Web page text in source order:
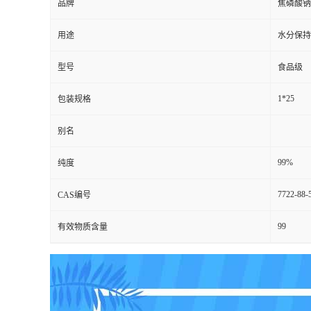
品牌 焦磷酸钠
用途 水分保
型号 食品级
包装规格 1*25
别名
纯度 99%
CAS编号 7722-88-
有效物质含量 99